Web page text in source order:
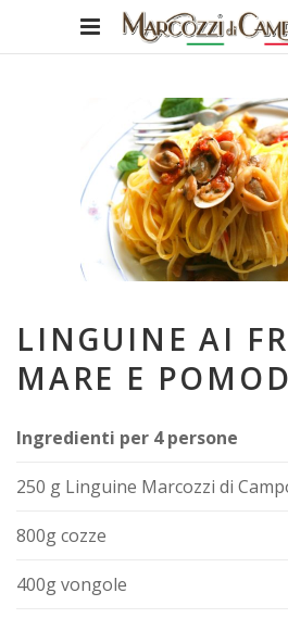
LINGUINE AI
MARE E
Ingredienti per 4 persone
250 g Linguine Marcozzi di
800g cozze
400g vongole